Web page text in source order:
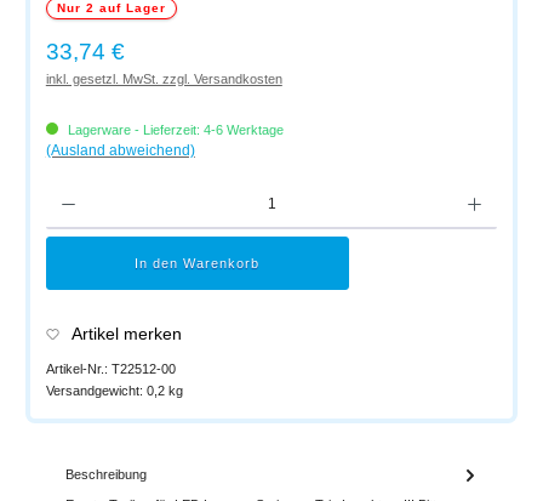
Nur 2 auf Lager
Regulärer Preis:
33,74 €
inkl. gesetzl. MwSt. zzgl. Versandkosten
Lagerware - Lieferzeit: 4-6 Werktage
(Ausland abweichend)
In den Warenkorb
Artikel merken
Artikel-Nr.: T22512-00
Versandgewicht: 0,2 kg
Beschreibung